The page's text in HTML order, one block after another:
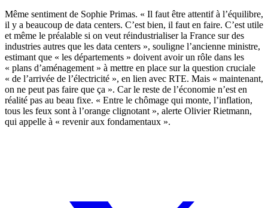
Même sentiment de Sophie Primas. « Il faut être attentif à l’équilibre,
il y a beaucoup de data centers. C’est bien, il faut en faire. C’est utile
et même le préalable si on veut réindustrialiser la France sur des
industries autres que les data centers », souligne l’ancienne ministre,
estimant que « les départements » doivent avoir un rôle dans les
« plans d’aménagement » à mettre en place sur la question cruciale
« de l’arrivée de l’électricité », en lien avec RTE. Mais « maintenant,
on ne peut pas faire que ça ». Car le reste de l’économie n’est en
réalité pas au beau fixe. « Entre le chômage qui monte, l’inflation,
tous les feux sont à l’orange clignotant », alerte Olivier Rietmann,
qui appelle à « revenir aux fondamentaux ».